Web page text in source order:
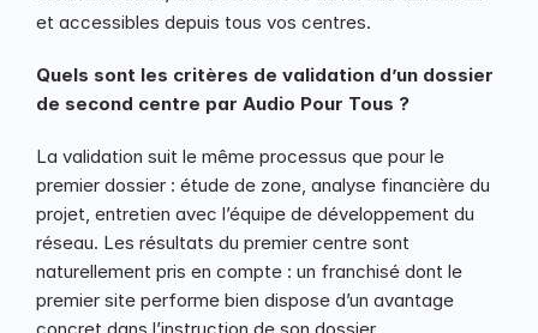
et accessibles depuis tous vos centres.
Quels sont les critères de validation d’un dossier
de second centre par Audio Pour Tous ?
La validation suit le même processus que pour le
premier dossier : étude de zone, analyse financière du
projet, entretien avec l’équipe de développement du
réseau. Les résultats du premier centre sont
naturellement pris en compte : un franchisé dont le
premier site performe bien dispose d’un avantage